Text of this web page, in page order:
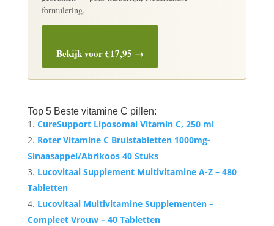
formulering.
Bekijk voor €17,95 →
Top 5 Beste vitamine C pillen:
CureSupport Liposomal Vitamin C, 250 ml
Roter Vitamine C Bruistabletten 1000mg-
Sinaasappel/Abrikoos 40 Stuks
Lucovitaal Supplement Multivitamine A-Z – 480
Tabletten
Lucovitaal Multivitamine Supplementen –
Compleet Vrouw – 40 Tabletten